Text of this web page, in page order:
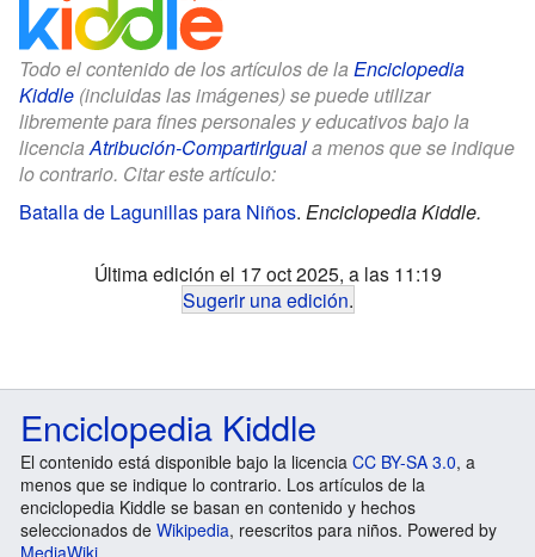
Todo el contenido de los artículos de la Enciclopedia
Kiddle (incluidas las imágenes) se puede utilizar
libremente para fines personales y educativos bajo la
licenciaAtribución-CompartirIguala menos que se indique
lo contrario. Citar este artículo:
Batalla de Lagunillas para Niños. Enciclopedia Kiddle.
Última edición el 17 oct 2025, a las 11:19
Sugerir una edición.
Enciclopedia Kiddle
El contenido está disponible bajo la licencia CC BY-SA 3.0, a
menos que se indique lo contrario. Los artículos de la
enciclopedia Kiddle se basan en contenido y hechos
seleccionados de Wikipedia, reescritos para niños. Powered by